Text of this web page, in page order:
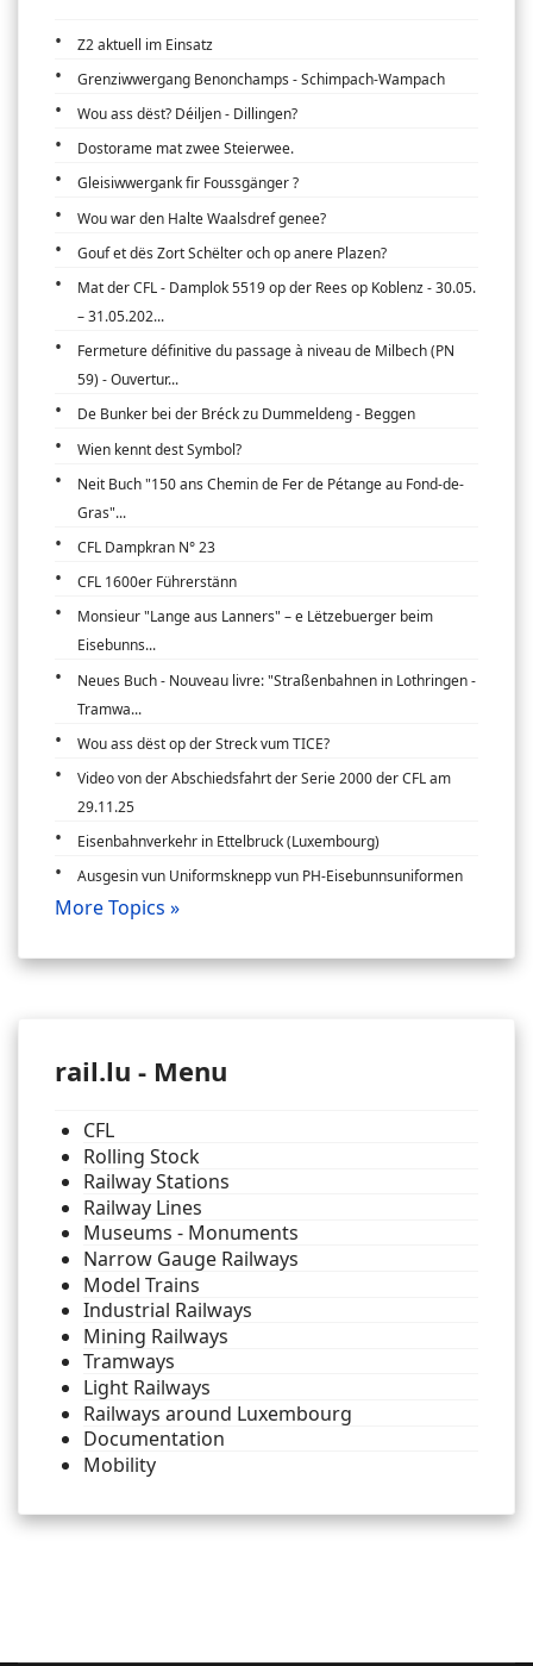
Z2 aktuell im Einsatz
Grenziwwergang Benonchamps - Schimpach-Wampach
Wou ass dëst? Déiljen - Dillingen?
Dostorame mat zwee Steierwee.
Gleisiwwergank fir Foussgänger ?
Wou war den Halte Waalsdref genee?
Gouf et dës Zort Schëlter och op anere Plazen?
Mat der CFL - Damplok 5519 op der Rees op Koblenz - 30.05.
– 31.05.202...
Fermeture définitive du passage à niveau de Milbech (PN
59) - Ouvertur...
De Bunker bei der Bréck zu Dummeldeng - Beggen
Wien kennt dest Symbol?
Neit Buch "150 ans Chemin de Fer de Pétange au Fond-de-
Gras"...
CFL Dampkran N° 23
CFL 1600er Führerstänn
Monsieur "Lange aus Lanners" – e Lëtzebuerger beim
Eisebunns...
Neues Buch - Nouveau livre: "Straßenbahnen in Lothringen -
Tramwa...
Wou ass dëst op der Streck vum TICE?
Video von der Abschiedsfahrt der Serie 2000 der CFL am
29.11.25
Eisenbahnverkehr in Ettelbruck (Luxembourg)
Ausgesin vun Uniformsknepp vun PH-Eisebunnsuniformen
More Topics »
rail.lu - Menu
CFL
Rolling Stock
Railway Stations
Railway Lines
Museums - Monuments
Narrow Gauge Railways
Model Trains
Industrial Railways
Mining Railways
Tramways
Light Railways
Railways around Luxembourg
Documentation
Mobility